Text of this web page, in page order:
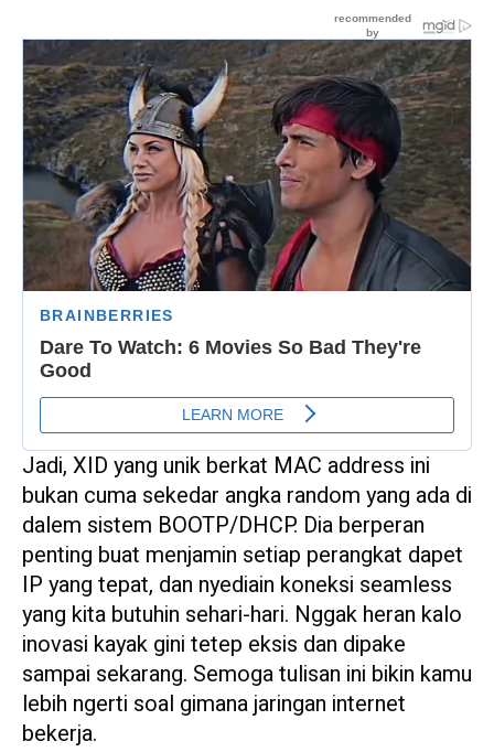
Jadi, XID yang unik berkat MAC address ini
bukan cuma sekedar angka random yang ada di
dalem sistem BOOTP/DHCP. Dia berperan
penting buat menjamin setiap perangkat dapet
IP yang tepat, dan nyediain koneksi seamless
yang kita butuhin sehari-hari. Nggak heran kalo
inovasi kayak gini tetep eksis dan dipake
sampai sekarang. Semoga tulisan ini bikin kamu
lebih ngerti soal gimana jaringan internet
bekerja.